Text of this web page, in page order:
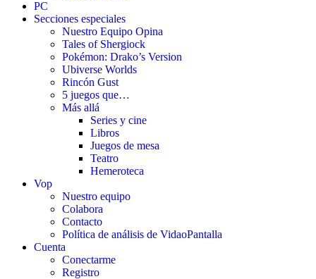
PC
Secciones especiales
Nuestro Equipo Opina
Tales of Shergiock
Pokémon: Drako’s Version
Ubiverse Worlds
Rincón Gust
5 juegos que…
Más allá
Series y cine
Libros
Juegos de mesa
Teatro
Hemeroteca
Vop
Nuestro equipo
Colabora
Contacto
Política de análisis de VidaoPantalla
Cuenta
Conectarme
Registro